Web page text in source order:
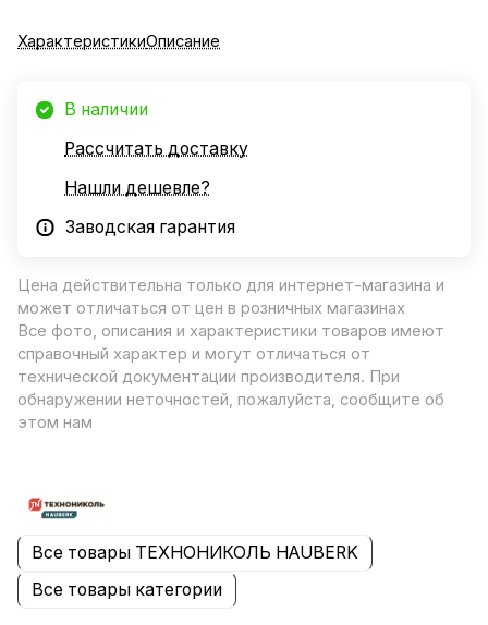
ХарактеристикиОписание
В наличии
Рассчитать доставку
Нашли дешевле?
Заводская гарантия
Цена действительна только для интернет-магазина и
может отличаться от цен в розничных магазинах
Все фото, описания и характеристики товаров имеют
справочный характер и могут отличаться от
технической документации производителя. При
обнаружении неточностей, пожалуйста, сообщите об
этом нам
Все товары ТЕХНОНИКОЛЬ HAUBERK
Все товары категории